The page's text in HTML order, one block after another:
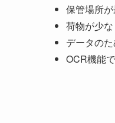
保管場所
荷物が少
データの
OCR機能